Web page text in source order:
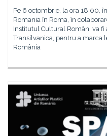
Pe 6 octombrie, la ora 18:00,
Romania în Roma, în
Institutul Cultural Român, va fi
Transilvanica, pentru a marca
România